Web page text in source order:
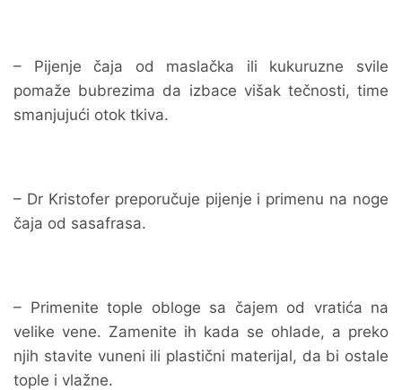
– Pijenje čaja od maslačka ili kukuruzne svile
pomaže bubrezima da izbace višak tečnosti, time
smanjujući otok tkiva.
– Dr Kristofer preporučuje pijenje i primenu na noge
čaja od sasafrasa.
– Primenite tople obloge sa čajem od vratića na
velike vene. Zamenite ih kada se ohlade, a preko
njih stavite vuneni ili plastični materijal, da bi ostale
tople i vlažne.